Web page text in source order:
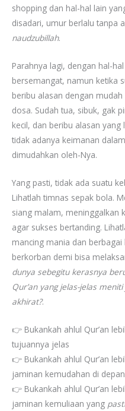
shopping dan hal-hal lain
disadari, umur berlalu tanpa
naudzubillah.
Parahnya lagi, dengan hal-
bersemangat, namun ketika
beribu alasan dengan
dosa. Sudah tua, sibuk, gak
kecil, dan beribu alasan
tidak adanya keimanan
dimudahkan oleh-Nya.
Yang pasti, tidak ada suatu
Lihatlah timnas sepak bola.
siang malam, meninggalkan
agar sukses bertanding.
mancing mania dan
berkorban demi bisa
dunya sebegitu kerasnya
Qur’an yang jelas-jelas
akhirat?.
👉 Bukankah ahlul Qur’an
tujuannya jelas
👉 Bukankah ahlul Qur’an
jaminan kemudahan di
👉 Bukankah ahlul Qur’an
jaminan kemuliaan yang pasti